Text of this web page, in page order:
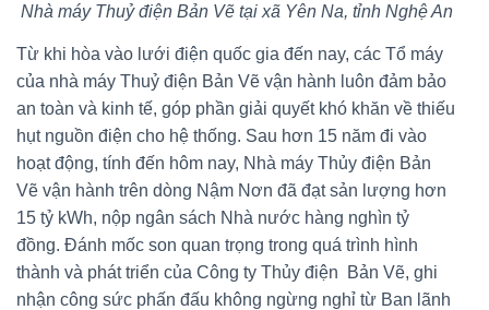
Nhà máy Thuỷ điện Bản Vẽ tại xã Yên Na, tỉnh Nghệ An
Từ khi hòa vào lưới điện quốc gia đến nay, các Tổ máy
của nhà máy Thuỷ điện Bản Vẽ vận hành luôn đảm bảo
an toàn và kinh tế, góp phần giải quyết khó khăn về thiếu
hụt nguồn điện cho hệ thống. Sau hơn 15 năm đi vào
hoạt động, tính đến hôm nay, Nhà máy Thủy điện Bản
Vẽ vận hành trên dòng Nậm Nơn đã đạt sản lượng hơn
15 tỷ kWh, nộp ngân sách Nhà nước hàng nghìn tỷ
đồng. Đánh mốc son quan trọng trong quá trình hình
thành và phát triển của Công ty Thủy điện Bản Vẽ, ghi
nhận công sức phấn đấu không ngừng nghỉ từ Ban lãnh